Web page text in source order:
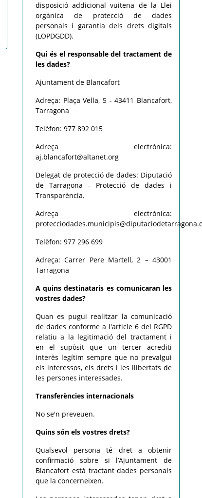
disposició addicional vuitena de la Llei
orgànica de protecció de dades
personals i garantia dels drets digitals
(LOPDGDD).
Qui és el responsable del tractament de
les dades?
Ajuntament de Blancafort
Adreça: Plaça Vella, 5 - 43411 Blancafort,
Tarragona
Telèfon: 977 892 015
Adreça electrònica:
aj.blancafort@altanet.org
Delegat de protecció de dades: Diputació
de Tarragona - Protecció de dades i
Transparència.
Adreça electrònica:
Telèfon: 977 296 699
Adreça: Carrer Pere Martell, 2 – 43001
Tarragona
A quins destinataris es comunicaran les
vostres dades?
Quan es pugui realitzar la comunicació
de dades conforme a l'article 6 del RGPD
relatiu a la legitimació del tractament i
en el supòsit que un tercer acrediti
interès legítim sempre que no prevalgui
els interessos, els drets i les llibertats de
les persones interessades.
Transferències internacionals
No se'n preveuen.
Quins són els vostres drets?
Qualsevol persona té dret a obtenir
confirmació sobre si l’Ajuntament de
Blancafort està tractant dades personals
que la concerneixen.